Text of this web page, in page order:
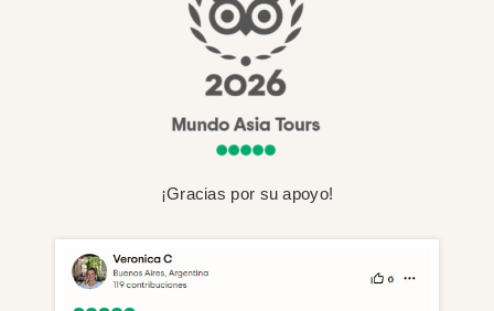
¡Gracias por su apoyo!